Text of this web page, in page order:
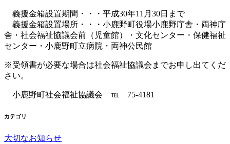
義援金箱設置期間・・・平成30年11月30日まで
義援金箱設置場所・・・小鹿野町役場小鹿野庁舎・両神庁
舎・社会福祉協議会前（児童館）・文化センター・保健福祉
センター・小鹿野町立病院・両神公民館
※受領書が必要な場合は社会福祉協議会までお申し出てくだ
さい。
小鹿野町社会福祉協議会 ℡ 75-4181
カテゴリ
大切なお知らせ